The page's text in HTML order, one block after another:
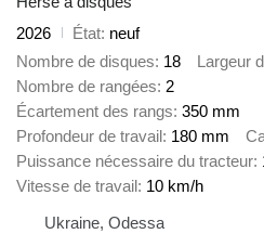
2026
État neuf
Nombre de disques 18 Largeur
Nombre de rangées 2
Écartement des rangs 350 mm
Profondeur de travail 180 mm
Puissance nécessaire du tracteur
Vitesse de travail 10 km/h
Ukraine, Odessa